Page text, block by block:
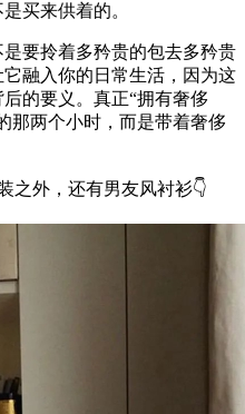
买来供着的。
要拎着多矜贵的包去多矜贵
融入你的日常生活，因为这
的要义。真正“拥有奢侈
那两个小时，而是带着奢侈
外，还有男友风衬衫👇